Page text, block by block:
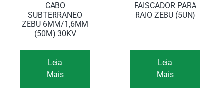
CABO
SUBTERRANEO
ZEBU 6MM/1,6MM
(50M) 30KV
Leia
Mais
FAISCADOR PARA
RAIO ZEBU (5UN)
Leia
Mais